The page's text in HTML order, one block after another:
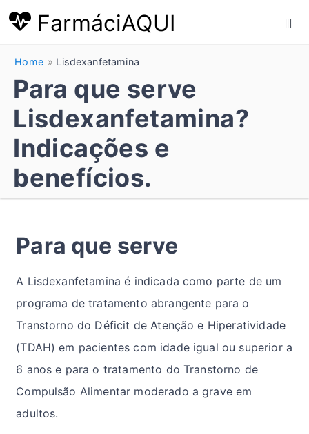
FarmáciAQUI
Home Lisdexanfetamina
Para que serve
Lisdexanfetamina?
Indicações e
benefícios.
Para que serve
A Lisdexanfetamina é indicada como parte de um
programa de tratamento abrangente para o
Transtorno do Déficit de Atenção e Hiperatividade
(TDAH) em pacientes com idade igual ou superior a
6 anos e para o tratamento do Transtorno de
Compulsão Alimentar moderado a grave em
adultos.